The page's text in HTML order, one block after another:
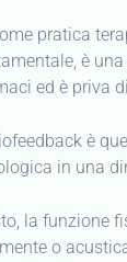
pratica
è
ed è priva
è
in una
la funzione
o